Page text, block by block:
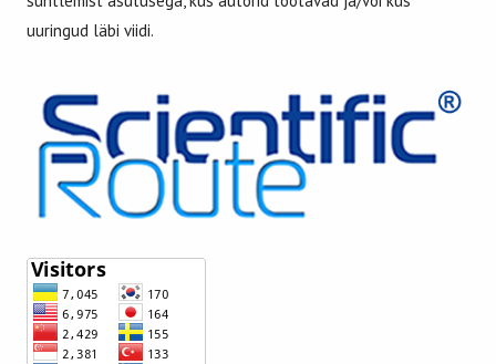
uuringud läbi viidi.